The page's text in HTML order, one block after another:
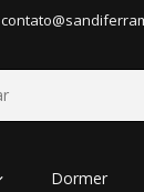
Dormer